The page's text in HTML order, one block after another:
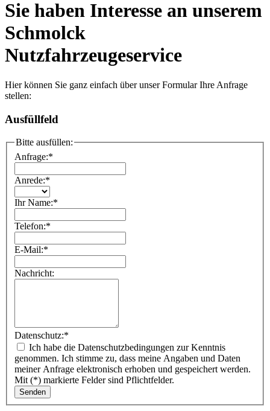
Sie haben Interesse an unserem
Schmolck
Nutzfahrzeugeservice
Hier können Sie ganz einfach über unser Formular Ihre Anfrage
stellen:
Ausfüllfeld
Bitte ausfüllen:
Anfrage:*
Anrede:*
Ihr Name:*
Telefon:*
E-Mail:*
Nachricht:
Datenschutz:*
genommen. Ich stimme zu, dass meine Angaben und Daten
meiner Anfrage elektronisch erhoben und gespeichert werden.
Mit (*) markierte Felder sind Pflichtfelder.